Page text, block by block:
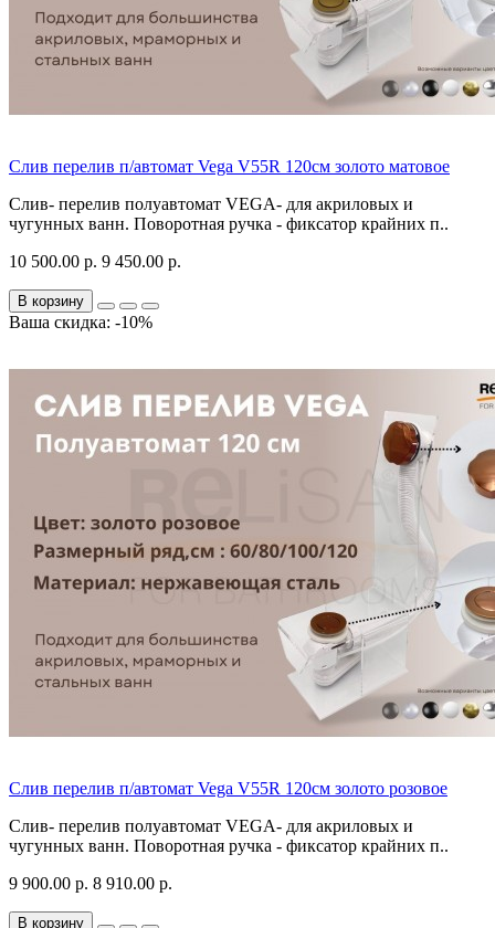
Слив перелив п/автомат Vega V55R 120см золото матовое
Слив- перелив полуавтомат VEGA- для акриловых и
чугунных ванн. Поворотная ручка - фиксатор крайних п..
10 500.00 р. 9 450.00 р.
В корзину
Ваша скидка: -10%
Слив перелив п/автомат Vega V55R 120см золото розовое
Слив- перелив полуавтомат VEGA- для акриловых и
чугунных ванн. Поворотная ручка - фиксатор крайних п..
9 900.00 р. 8 910.00 р.
В корзину